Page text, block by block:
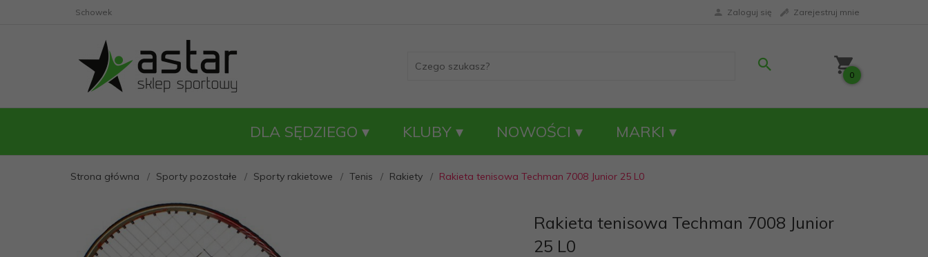
Schowek Zaloguj się Zarejestruj mnie
0
DLA SĘDZIEGO KLUBY NOWOŚCI MARKI
Strona główna Sporty pozostałe Sporty rakietowe Tenis Rakiety Rakieta tenisowa Techman 7008 Junior 25 L0
Rakieta tenisowa Techman 7008 Junior
25 L0